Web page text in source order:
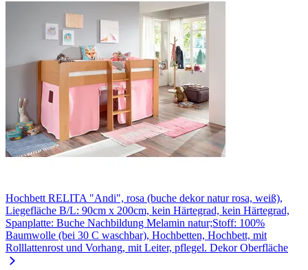
Hochbett RELITA "Andi", rosa (buche dekor natur rosa, weiß),
Liegefläche B/L: 90cm x 200cm, kein Härtegrad, kein Härtegrad,
Spanplatte: Buche Nachbildung Melamin natur;Stoff: 100%
Baumwolle (bei 30 C waschbar), Hochbetten, Hochbett, mit
Rolllattenrost und Vorhang, mit Leiter, pflegel. Dekor Oberfläche